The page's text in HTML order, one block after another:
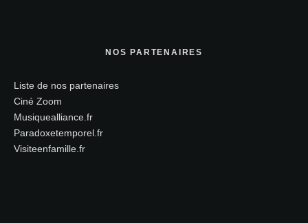
NOS PARTENAIRES
Liste de nos partenaires
Ciné Zoom
Musiquealliance.fr
Paradoxetemporel.fr
Visiteenfamille.fr